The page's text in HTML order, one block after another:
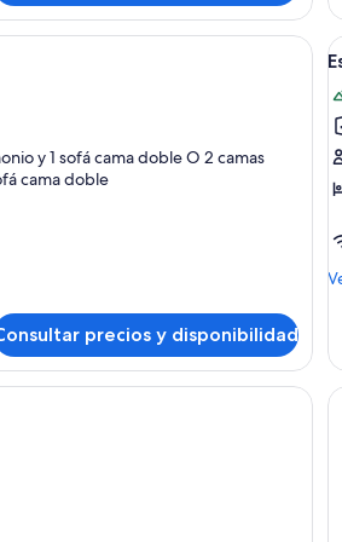
(4
televisor montado en la pared.
Una sala de estar moderna con
y 1 sofá cama doble O 2 camas
cama doble
precios y disponibilidad